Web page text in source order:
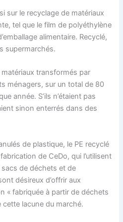
sur le recyclage de matériaux
tel que le film de polyéthylène
alimentaire. Recyclé,
supermarchés.
transformés par
ménagers, sur un total de 80
année. S’ils n’étaient pas
sinon enterrés dans des
de plastique, le PE recyclé
de CeDo, qui l’utilisent
de déchets et de
désireux d’offrir aux
« fabriquée à partir de déchets
cette lacune du marché.